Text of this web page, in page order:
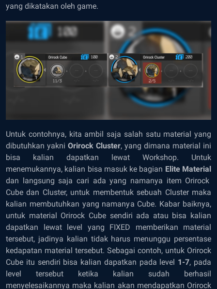
yang dikatakan oleh game.
Untuk contohnya, kita ambil saja salah satu material yang
dibutuhkan yakni Orirock Cluster, yang dimana material ini
bisa kalian dapatkan lewat Workshop. Untuk
menemukannya, kalian bisa masuk ke bagian Elite Material
dan langsung saja cari ada yang namanya item Orirock
Cube dan Cluster, untuk membentuk sebuah Cluster maka
kalian membutuhkan yang namanya Cube. Kabar baiknya,
untuk material Orirock Cube sendiri ada atau bisa kalian
dapatkan lewat level yang FIXED memberikan material
tersebut, jadinya kalian tidak harus menunggu persentase
kedapatan material tersebut. Sebagai contoh, untuk Orirock
Cube itu sendiri bisa kalian dapatkan pada level 1-7, pada
level tersebut ketika kalian sudah berhasil
menyelesaikannya maka kalian akan mendapatkan Orirock